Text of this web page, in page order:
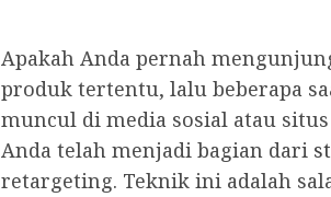
Apakah Anda pernah
produk tertentu, lalu beberapa
muncul di media sosial atau
Anda telah menjadi bagian dari
retargeting. Teknik ini adalah